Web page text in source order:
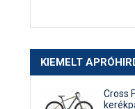
KIEMELT
Cross